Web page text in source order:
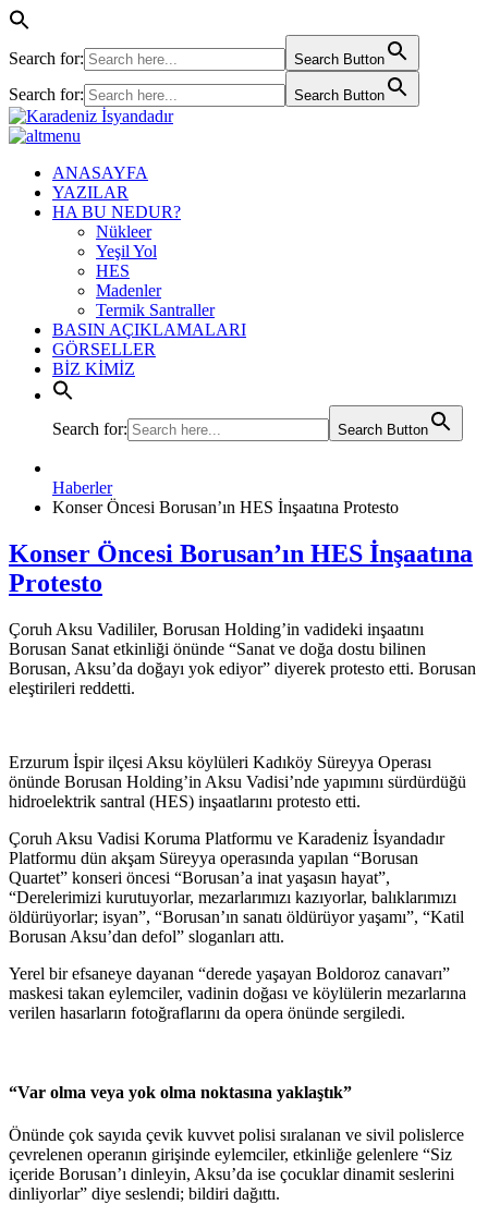
Search for: Search Button
Search for: Search Button
ANASAYFA
YAZILAR
HA BU NEDUR?
Nükleer
Yeşil Yol
HES
Madenler
Termik Santraller
BASIN AÇIKLAMALARI
GÖRSELLER
BİZ KİMİZ
Search for: Search Button
Haberler
Konser Öncesi Borusan’ın HES İnşaatına Protesto
Konser Öncesi Borusan’ın HES İnşaatına
Protesto
Çoruh Aksu Vadililer, Borusan Holding’in vadideki inşaatını
Borusan Sanat etkinliği önünde “Sanat ve doğa dostu bilinen
Borusan, Aksu’da doğayı yok ediyor” diyerek protesto etti. Borusan
eleştirileri reddetti.
Erzurum İspir ilçesi Aksu köylüleri Kadıköy Süreyya Operası
önünde Borusan Holding’in Aksu Vadisi’nde yapımını sürdürdüğü
hidroelektrik santral (HES) inşaatlarını protesto etti.
Çoruh Aksu Vadisi Koruma Platformu ve Karadeniz İsyandadır
Platformu dün akşam Süreyya operasında yapılan “Borusan
Quartet” konseri öncesi “Borusan’a inat yaşasın hayat”,
“Derelerimizi kurutuyorlar, mezarlarımızı kazıyorlar, balıklarımızı
öldürüyorlar; isyan”, “Borusan’ın sanatı öldürüyor yaşamı”, “Katil
Borusan Aksu’dan defol” sloganları attı.
Yerel bir efsaneye dayanan “derede yaşayan Boldoroz canavarı”
maskesi takan eylemciler, vadinin doğası ve köylülerin mezarlarına
verilen hasarların fotoğraflarını da opera önünde sergiledi.
“Var olma veya yok olma noktasına yaklaştık”
Önünde çok sayıda çevik kuvvet polisi sıralanan ve sivil polislerce
çevrelenen operanın girişinde eylemciler, etkinliğe gelenlere “Siz
içeride Borusan’ı dinleyin, Aksu’da ise çocuklar dinamit seslerini
dinliyorlar” diye seslendi; bildiri dağıttı.